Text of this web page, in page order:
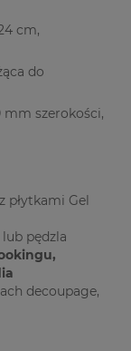
cm,
do
mm szerokości,
płytkami Gel
lub pędzla
decoupage,